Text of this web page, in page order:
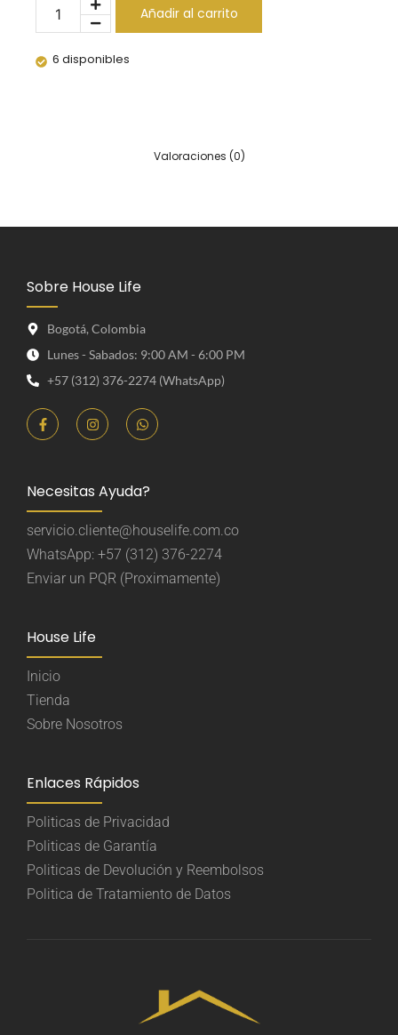
Añadir al carrito
6 disponibles
Valoraciones (0)
Sobre House Life
Bogotá, Colombia
Lunes - Sabados: 9:00 AM - 6:00 PM
+57 (312) 376-2274 (WhatsApp)
Necesitas Ayuda?
servicio.cliente@houselife.com.co
WhatsApp: +57 (312) 376-2274
Enviar un PQR (Proximamente)
House Life
Inicio
Tienda
Sobre Nosotros
Enlaces Rápidos
Politicas de Privacidad
Politicas de Garantía
Politicas de Devolución y Reembolsos
Politica de Tratamiento de Datos